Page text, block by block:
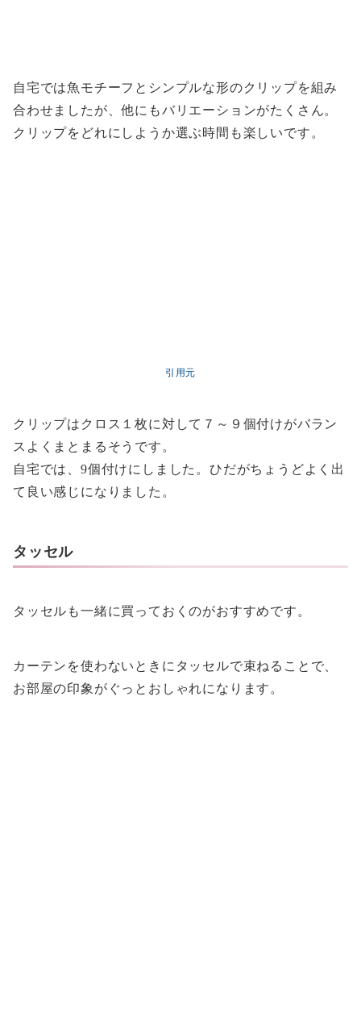
自宅では魚モチーフとシンプルな形のクリップを組み
合わせましたが、他にもバリエーションがたくさん。
クリップをどれにしようか選ぶ時間も楽しいです。
引用元
クリップはクロス１枚に対して７～９個付けがバラン
スよくまとまるそうです。
自宅では、9個付けにしました。ひだがちょうどよく出
て良い感じになりました。
タッセル
タッセルも一緒に買っておくのがおすすめです。
カーテンを使わないときにタッセルで束ねることで、
お部屋の印象がぐっとおしゃれになります。